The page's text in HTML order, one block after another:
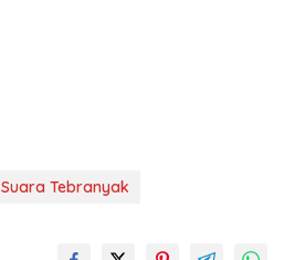
Suara Tebranyak